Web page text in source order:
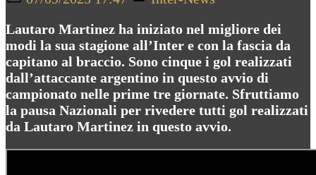
Lautaro Martinez ha iniziato nel migliore dei
modi la sua stagione all’Inter e con la fascia da
capitano al braccio. Sono cinque i gol realizzati
dall’attaccante argentino in questo avvio di
campionato nelle prime tre giornate. Sfruttiamo
la pausa Nazionali per rivedere tutti gol realizzati
da Lautaro Martinez in questo avvio.